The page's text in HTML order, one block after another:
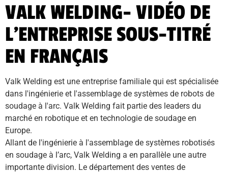
VALK WELDING- VIDÉO DE
L’ENTREPRISE SOUS-TITRÉ
EN FRANÇAIS
Valk Welding est une entreprise familiale qui est spécialisée
dans l'ingénierie et l'assemblage de systèmes de robots de
soudage à l'arc. Valk Welding fait partie des leaders du
marché en robotique et en technologie de soudage en
Europe.
Allant de l'ingénierie à l'assemblage de systèmes robotisés
en soudage à l’arc, Valk Welding a en parallèle une autre
importante division. Le département des ventes de